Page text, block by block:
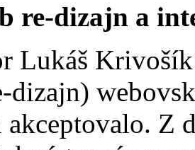
re-dizajn a
Lukáš
dizajn)
akceptovalo. Z